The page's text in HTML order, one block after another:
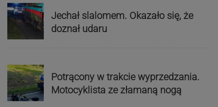
Jechał slalomem. Okazało się, że
doznał udaru
Potrącony w trakcie wyprzedzania.
Motocyklista ze złamaną nogą